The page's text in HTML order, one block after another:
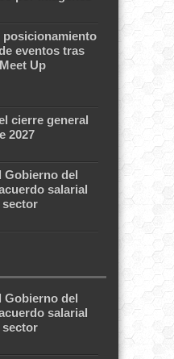
eventos tras
Up
cierre general
2027
Gobierno del
salarial
sector
Gobierno del
salarial
sector